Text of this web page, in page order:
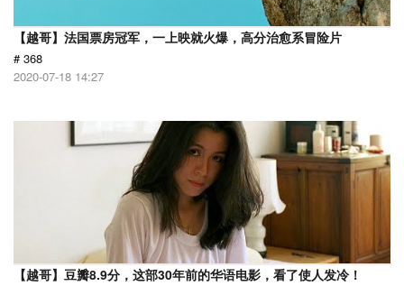
【越哥】法国票房冠军，一上映就火爆，高分治愈系冒险片
# 368
2020-07-18 14:27
【越哥】豆瓣8.9分，这部30年前的华语电影，看了使人发冷！